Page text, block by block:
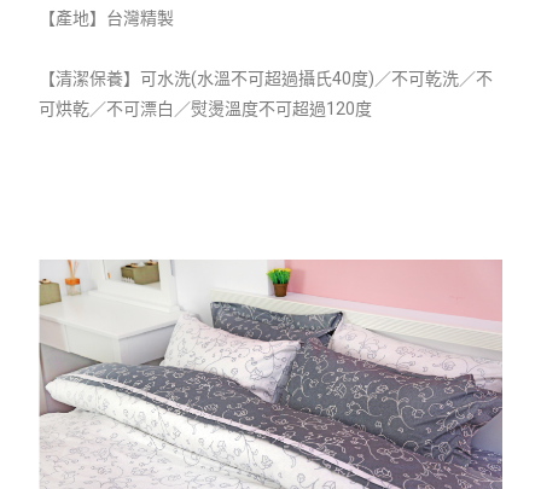
【產地】台灣精製
【清潔保養】可水洗(水溫不可超過攝氏40度)／不可乾洗／不
可烘乾／不可漂白／熨燙溫度不可超過120度